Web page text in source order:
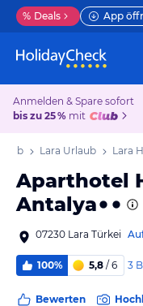
% Deals App
Anmelden & Spare sofort
bis zu 25 % mit
Lara Urlaub Lara
Aparthotel
Antalya
07230 Lara Türkei
100% 5,8 / 6 3
Bewerten